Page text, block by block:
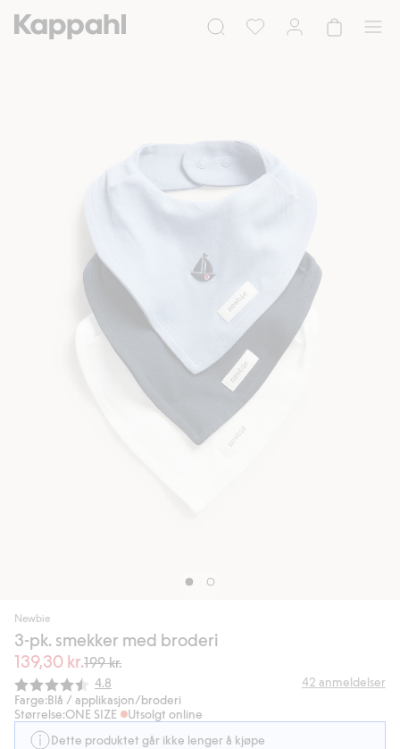
Newbie
3-pk. smekker med broderi
139,30 kr.199 kr.
Gjennomsnittskarakter:
4.8 42 anmeldelser
Farge:Blå / applikasjon/broderi
Størrelse:ONE SIZE
Utsolgt online
Dette produktet går ikke lenger å kjøpe